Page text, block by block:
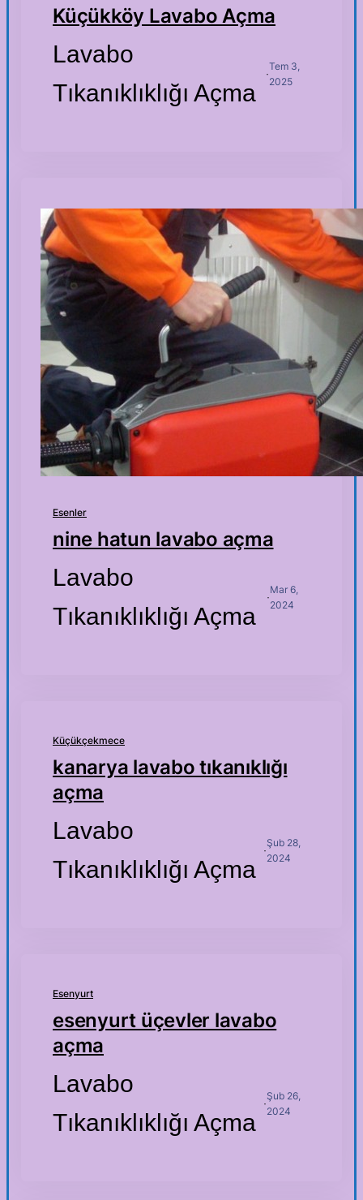
Küçükköy Lavabo Açma
Lavabo
Tıkanıklıklığı Açma
·
Tem 3,
2025
Esenler
nine hatun lavabo açma
Lavabo
Tıkanıklıklığı Açma
·
Mar 6,
2024
Küçükçekmece
kanarya lavabo tıkanıklığı
açma
Lavabo
Tıkanıklıklığı Açma
·
Şub 28,
2024
Esenyurt
esenyurt üçevler lavabo
açma
Lavabo
Tıkanıklıklığı Açma
·
Şub 26,
2024